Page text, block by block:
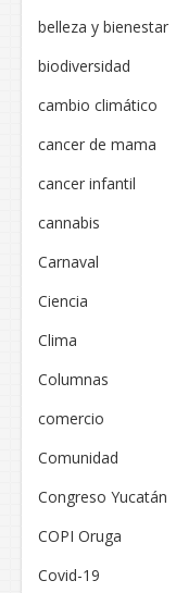
belleza y bienestar
biodiversidad
cambio climático
cancer de mama
cancer infantil
cannabis
Carnaval
Ciencia
Clima
Columnas
comercio
Comunidad
Congreso Yucatán
COPI Oruga
Covid-19